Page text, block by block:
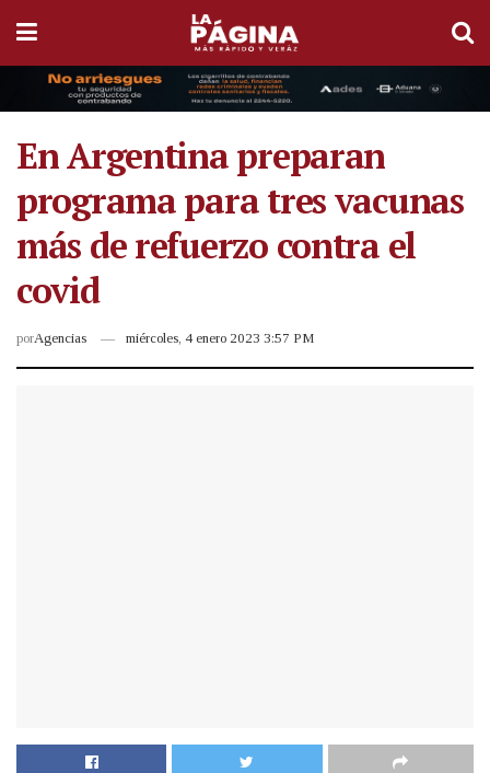
En Argentina preparan
programa para tres vacunas
más de refuerzo contra el
covid
porAgencias miércoles, 4 enero 2023 3:57 PM